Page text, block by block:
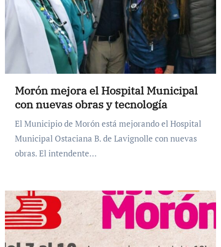
Morón mejora el Hospital Municipal
con nuevas obras y tecnología
El Municipio de Morón está mejorando el Hospital
Municipal Ostaciana B. de Lavignolle con nuevas
obras. El intendente…